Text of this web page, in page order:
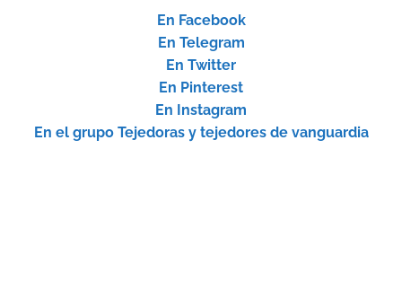
En Facebook
En Telegram
En Twitter
En Pinterest
En Instagram
En el grupo Tejedoras y tejedores de vanguardia